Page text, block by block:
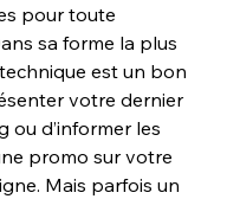
pour toute
sa forme la plus
est un bon
votre dernier
ou d’informer les
promo sur votre
Mais parfois un